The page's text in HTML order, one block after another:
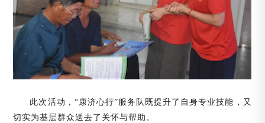
此次活动，“康济心行”服务队既提升了自身专业技能，又
切实为基层群众送去了关怀与帮助。